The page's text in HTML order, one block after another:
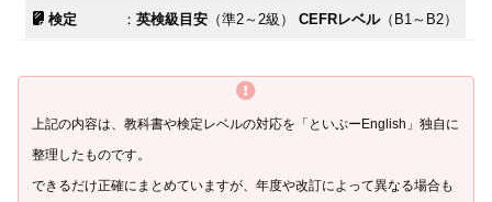
検定 ：英検級目安 （準2～2級）CEFRレベル（B1～B2）
上記の内容は、教科書や検定レベルの対応を「といぷーEnglish」独自に
整理したものです。
できるだけ正確にまとめていますが、年度や改訂によって異なる場合も